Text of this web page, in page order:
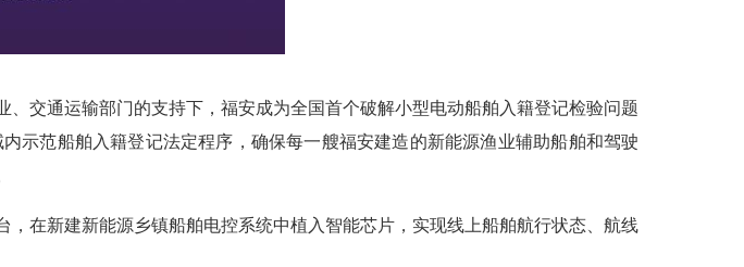
通运输部门的支持下，福安成为全国首个破解小型电动船舶入籍登记检验问题
示范船舶入籍登记法定程序，确保每一艘福安建造的新能源渔业辅助船舶和驾驶
在新建新能源乡镇船舶电控系统中植入智能芯片，实现线上船舶航行状态、航线